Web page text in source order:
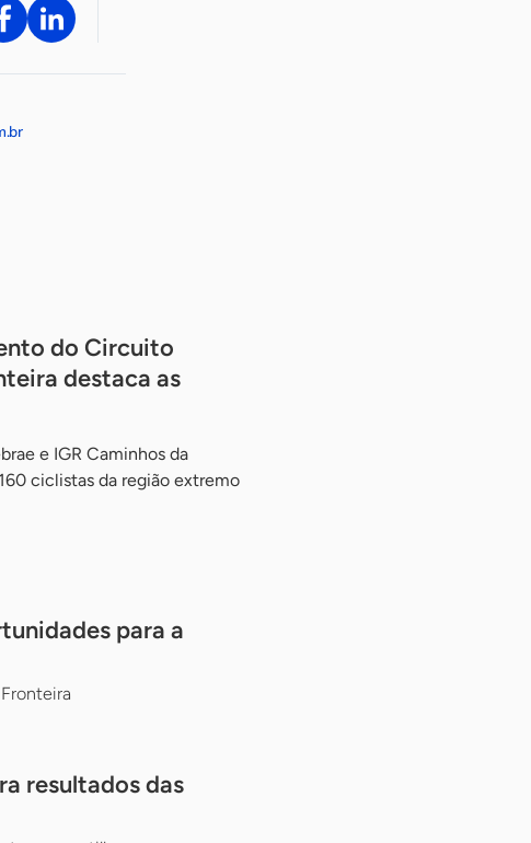
do Circuito
destaca as
e IGR Caminhos da
ciclistas da região extremo
para a
resultados das